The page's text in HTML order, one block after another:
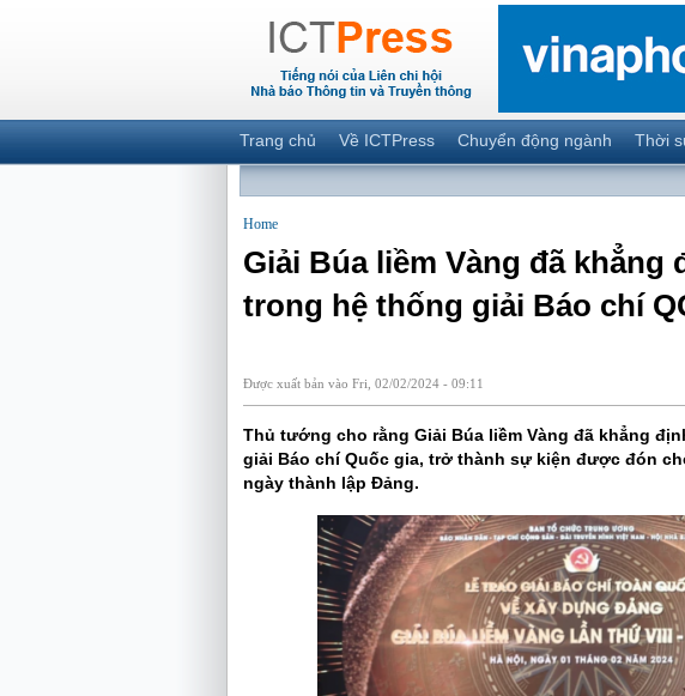
Trang chủ Về ICTPress Chuyển động ngành Thời
Home
Giải Búa liềm Vàng đã khẳng
trong hệ thống giải Báo chí
Được xuất bản vào Fri, 02/02/2024 - 09:11
Thủ tướng cho rằng Giải Búa liềm Vàng đã khẳng
giải Báo chí Quốc gia, trở thành sự kiện được đón
ngày thành lập Đảng.